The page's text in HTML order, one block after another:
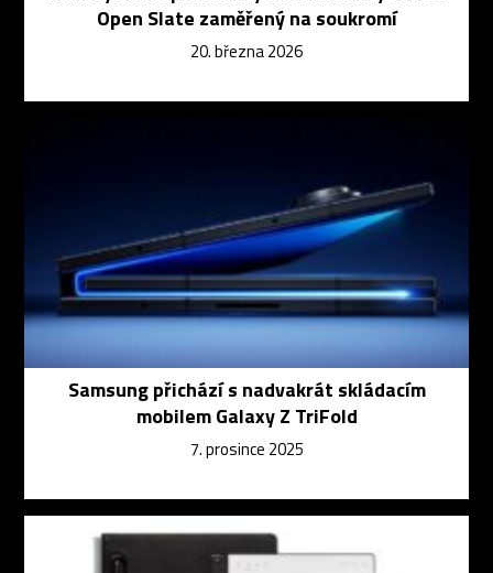
Open Slate zaměřený na soukromí
20. března 2026
Samsung přichází s nadvakrát skládacím
mobilem Galaxy Z TriFold
7. prosince 2025